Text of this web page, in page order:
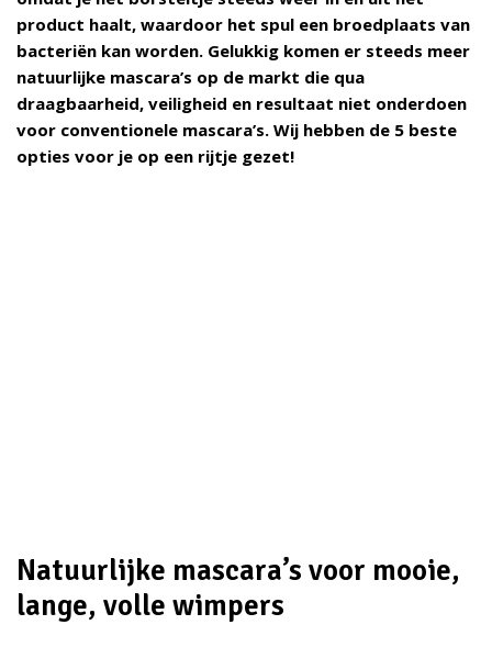
product haalt, waardoor het spul een broedplaats van
bacteriën kan worden. Gelukkig komen er steeds meer
natuurlijke mascara’s op de markt die qua
draagbaarheid, veiligheid en resultaat niet onderdoen
voor conventionele mascara’s. Wij hebben de 5 beste
opties voor je op een rijtje gezet!
Natuurlijke mascara’s voor mooie,
lange, volle wimpers